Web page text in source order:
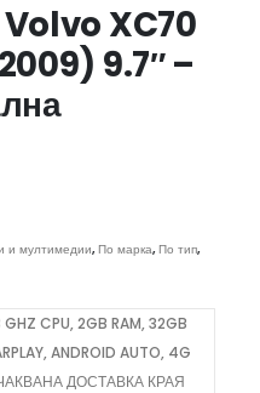
XC70
9.7″ –
€
€
и мултимедии,По марка,По тип,
CPU, 2GB RAM, 32GB
ANDROID AUTO, 4G
ДОСТАВКА КРАЯ